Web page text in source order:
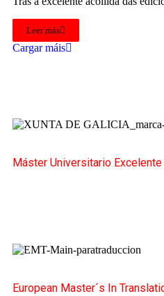
Leer más
Cargar máis
Máster Universitario
European Master´s In